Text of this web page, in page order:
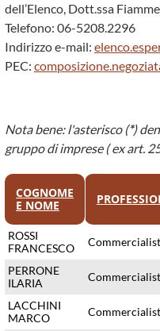
dell’Elenco, Dott.ssa
Telefono: 06-5208.2296
Indirizzo e-mail:
PEC:
Nota bene: l'asterisco (*)
gruppo di imprese ( ex art.
COGNOME
E NOME
ROSSI
FRANCESCO
PERRONE
ILARIA
LACCHINI
MARCO